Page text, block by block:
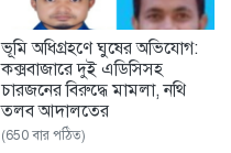
ভূমি অধিগ্রহণে ঘুষের অভিযোগ:
কক্সবাজারে দুই এডিসিসহ
চারজনের বিরুদ্ধে মামলা, নথি
তলব আদালতের
(650 বার পঠিত)